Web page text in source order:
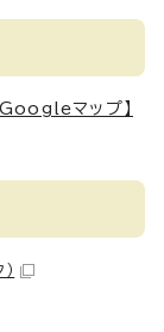
マップ】